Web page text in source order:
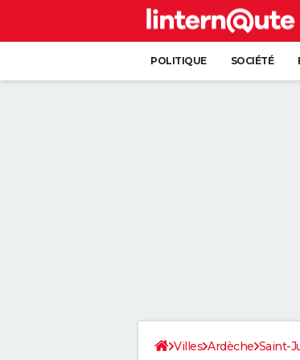
POLITIQUE SOCIÉTÉ
Villes Ardèche Saint-